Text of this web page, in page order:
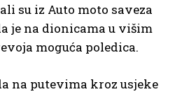
su iz Auto moto saveza
je na dionicama u višim
moguća poledica.
na putevima kroz usjeke